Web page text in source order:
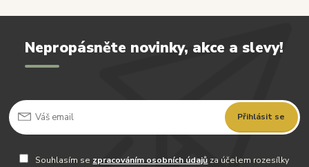
Nepropásněte novinky, akce a slevy!
Přihlásit se
Souhlasím se zpracováním osobních údajů za účelem rozesílky